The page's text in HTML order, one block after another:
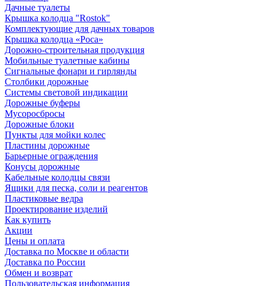
Дачные туалеты
Крышка колодца "Rostok"
Комплектующие для дачных товаров
Крышка колодца «Роса»
Дорожно-строительная продукция
Мобильные туалетные кабины
Сигнальные фонари и гирлянды
Столбики дорожные
Системы световой индикации
Дорожные буферы
Мусоросбросы
Дорожные блоки
Пункты для мойки колес
Пластины дорожные
Барьерные ограждения
Конусы дорожные
Кабельные колодцы связи
Ящики для песка, соли и реагентов
Пластиковые ведра
Проектирование изделий
Как купить
Акции
Цены и оплата
Доставка по Москве и области
Доставка по России
Обмен и возврат
Пользовательская информация